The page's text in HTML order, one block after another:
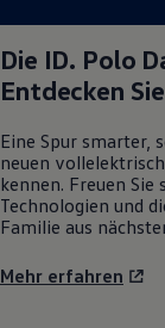
Die ID. Polo
Entdecken
Eine Spur smarter,
neuen
kennen. Freuen
Technologien und
Familie aus
Mehr erfahren